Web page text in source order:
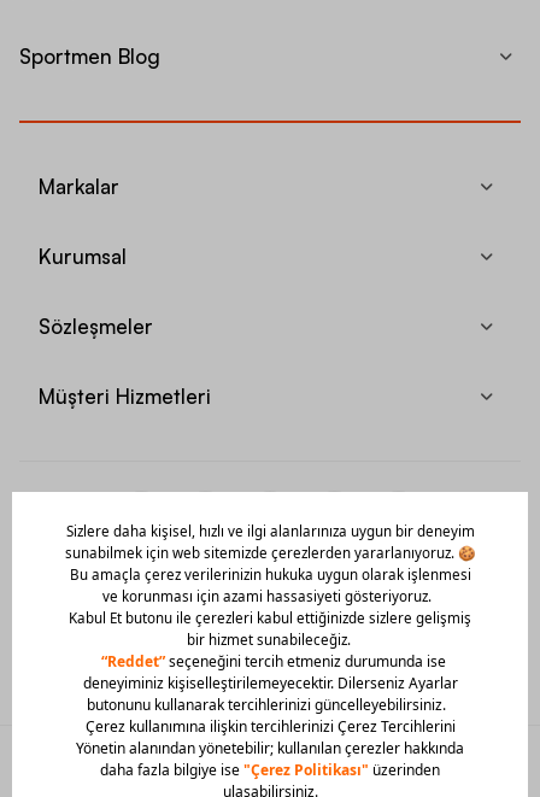
Sportmen Blog
Markalar
Kurumsal
Sözleşmeler
Müşteri Hizmetleri
Mobil Uygulamamızı Hemen İndir!